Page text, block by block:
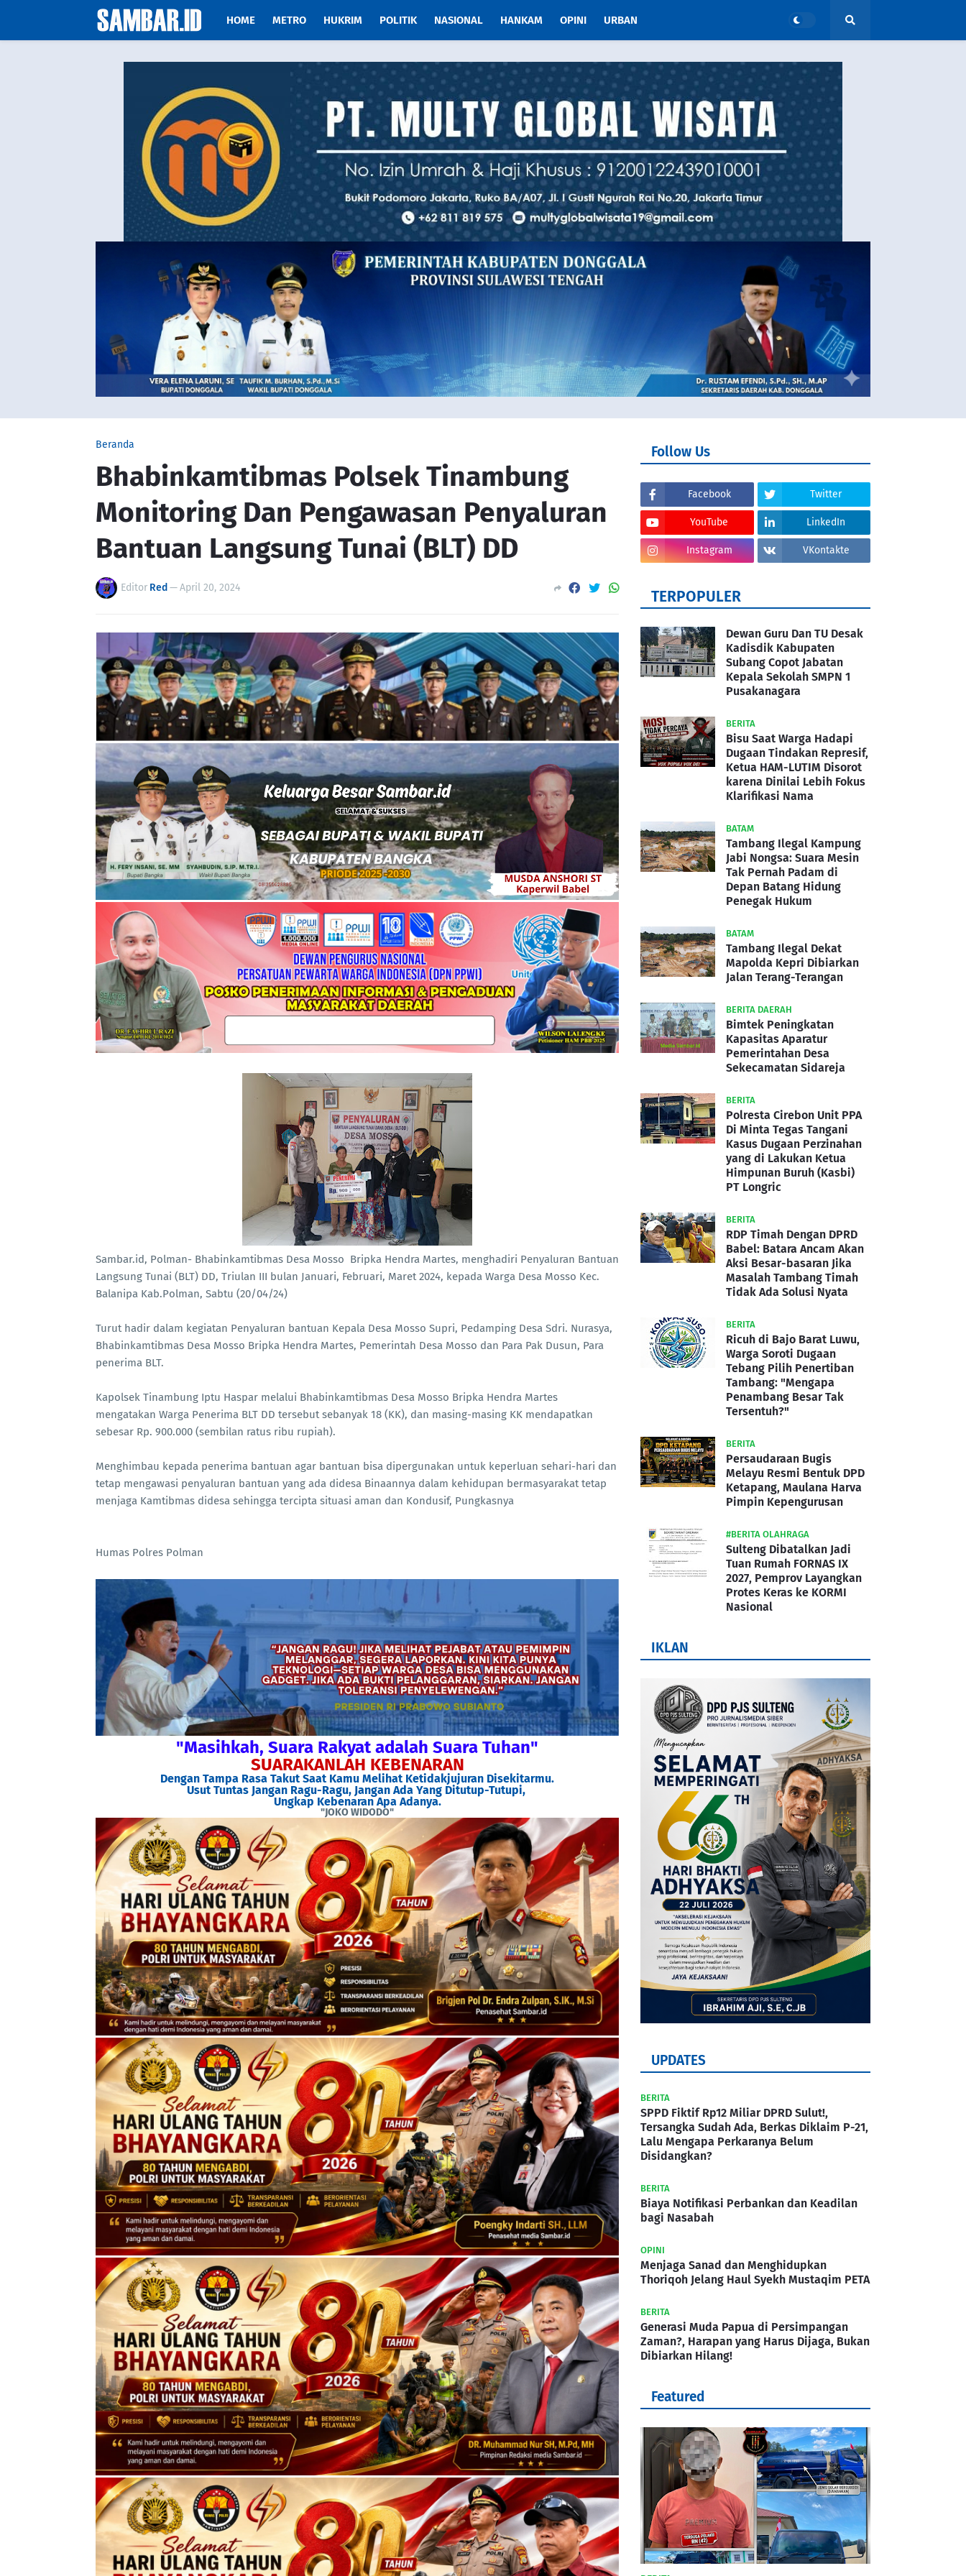
HOME METRO HUKRIM POLITIK NASIONAL HANKAM OPINI URBAN
Beranda
Bhabinkamtibmas Polsek Tinambung
Monitoring Dan Pengawasan Penyaluran
Bantuan Langsung Tunai (BLT) DD
Editor Red —April 20, 2024
Sambar.id, Polman- Bhabinkamtibmas Desa Mosso Bripka Hendra Martes, menghadiri Penyaluran Bantuan
Langsung Tunai (BLT) DD, Triulan III bulan Januari, Februari, Maret 2024, kepada Warga Desa Mosso Kec.
Balanipa Kab.Polman, Sabtu (20/04/24)
Turut hadir dalam kegiatan Penyaluran bantuan Kepala Desa Mosso Supri, Pedamping Desa Sdri. Nurasya,
Bhabinkamtibmas Desa Mosso Bripka Hendra Martes, Pemerintah Desa Mosso dan Para Pak Dusun, Para
penerima BLT.
Kapolsek Tinambung Iptu Haspar melalui Bhabinkamtibmas Desa Mosso Bripka Hendra Martes
mengatakan Warga Penerima BLT DD tersebut sebanyak 18 (KK), dan masing-masing KK mendapatkan
sebesar Rp. 900.000 (sembilan ratus ribu rupiah).
Menghimbau kepada penerima bantuan agar bantuan bisa dipergunakan untuk keperluan sehari-hari dan
tetap mengawasi penyaluran bantuan yang ada didesa Binaannya dalam kehidupan bermasyarakat tetap
menjaga Kamtibmas didesa sehingga tercipta situasi aman dan Kondusif, Pungkasnya
Humas Polres Polman
"Masihkah, Suara Rakyat adalah Suara Tuhan"
SUARAKANLAH KEBENARAN
Dengan Tampa Rasa Takut Saat Kamu Melihat Ketidakjujuran Disekitarmu.
Usut Tuntas Jangan Ragu-Ragu, Jangan Ada Yang Ditutup-Tutupi,
Ungkap Kebenaran Apa Adanya.
"JOKO WIDODO"
Follow Us
Facebook Twitter
YouTube LinkedIn
Instagram VKontakte
TERPOPULER
Dewan Guru Dan TU Desak
Kadisdik Kabupaten
Subang Copot Jabatan
Kepala Sekolah SMPN 1
Pusakanagara
BERITA
Bisu Saat Warga Hadapi
Dugaan Tindakan Represif,
Ketua HAM-LUTIM Disorot
karena Dinilai Lebih Fokus
Klarifikasi Nama
BATAM
Tambang Ilegal Kampung
Jabi Nongsa: Suara Mesin
Tak Pernah Padam di
Depan Batang Hidung
Penegak Hukum
BATAM
Tambang Ilegal Dekat
Mapolda Kepri Dibiarkan
Jalan Terang-Terangan
BERITA DAERAH
Bimtek Peningkatan
Kapasitas Aparatur
Pemerintahan Desa
Sekecamatan Sidareja
BERITA
Polresta Cirebon Unit PPA
Di Minta Tegas Tangani
Kasus Dugaan Perzinahan
yang di Lakukan Ketua
Himpunan Buruh (Kasbi)
PT Longric
BERITA
RDP Timah Dengan DPRD
Babel: Batara Ancam Akan
Aksi Besar-basaran Jika
Masalah Tambang Timah
Tidak Ada Solusi Nyata
BERITA
Ricuh di Bajo Barat Luwu,
Warga Soroti Dugaan
Tebang Pilih Penertiban
Tambang: "Mengapa
Penambang Besar Tak
Tersentuh?"
BERITA
Persaudaraan Bugis
Melayu Resmi Bentuk DPD
Ketapang, Maulana Harva
Pimpin Kepengurusan
#BERITA OLAHRAGA
Sulteng Dibatalkan Jadi
Tuan Rumah FORNAS IX
2027, Pemprov Layangkan
Protes Keras ke KORMI
Nasional
IKLAN
UPDATES
BERITA
SPPD Fiktif Rp12 Miliar DPRD Sulut!,
Tersangka Sudah Ada, Berkas Diklaim P-21,
Lalu Mengapa Perkaranya Belum
Disidangkan?
BERITA
Biaya Notifikasi Perbankan dan Keadilan
bagi Nasabah
OPINI
Menjaga Sanad dan Menghidupkan
Thoriqoh Jelang Haul Syekh Mustaqim PETA
BERITA
Generasi Muda Papua di Persimpangan
Zaman?, Harapan yang Harus Dijaga, Bukan
Dibiarkan Hilang!
Featured